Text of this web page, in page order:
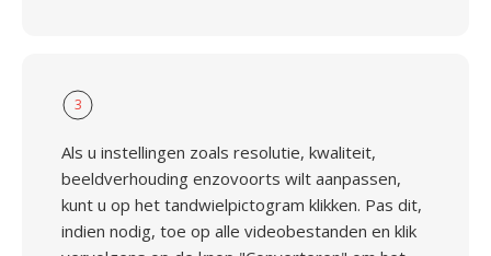
3
Als u instellingen zoals resolutie, kwaliteit,
beeldverhouding enzovoorts wilt aanpassen,
kunt u op het tandwielpictogram klikken. Pas dit,
indien nodig, toe op alle videobestanden en klik